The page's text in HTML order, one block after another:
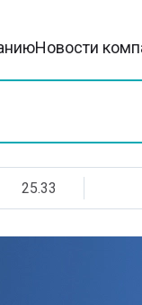
Новости
25.33